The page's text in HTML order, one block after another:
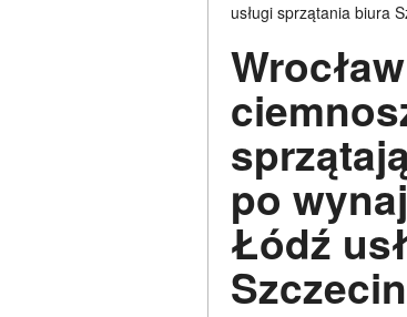
usługi sprzątania biura
po
Łódź